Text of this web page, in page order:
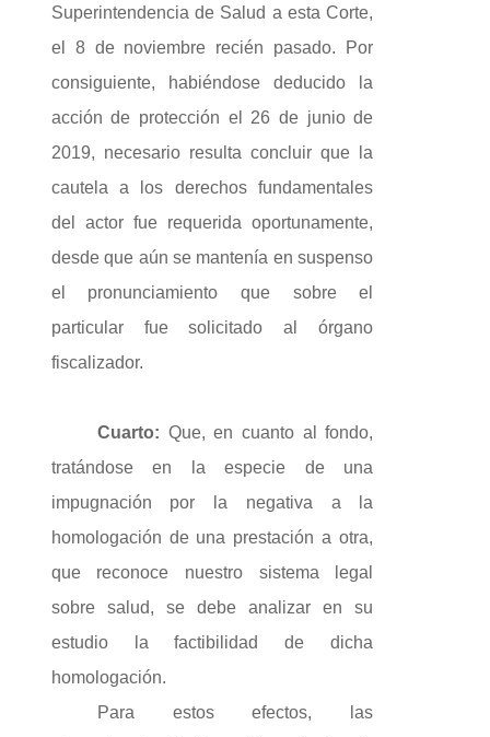
Superintendencia de Salud a esta Corte,
el 8 de noviembre recién pasado. Por
consiguiente, habiéndose deducido la
acción de protección el 26 de junio de
2019, necesario resulta concluir que la
cautela a los derechos fundamentales
del actor fue requerida oportunamente,
desde que aún se mantenía en suspenso
el pronunciamiento que sobre el
particular fue solicitado al órgano
fiscalizador.
Cuarto: Que, en cuanto al fondo,
tratándose en la especie de una
impugnación por la negativa a la
homologación de una prestación a otra,
que reconoce nuestro sistema legal
sobre salud, se debe analizar en su
estudio la factibilidad de dicha
homologación.
Para estos efectos, las